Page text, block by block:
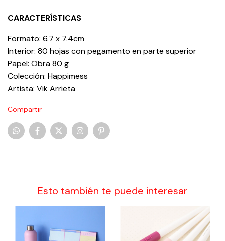
CARACTERÍSTICAS
Formato: 6.7 x 7.4cm
Interior: 80 hojas con pegamento en parte superior
Papel: Obra 80 g
Colección: Happimess
Artista: Vik Arrieta
Compartir
Esto también te puede interesar